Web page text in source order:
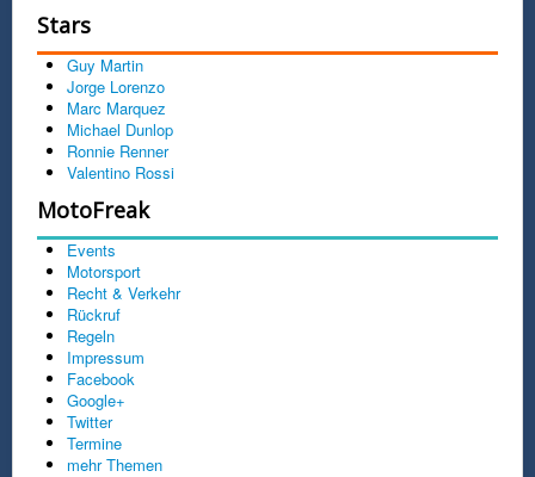
Stars
Guy Martin
Jorge Lorenzo
Marc Marquez
Michael Dunlop
Ronnie Renner
Valentino Rossi
MotoFreak
Events
Motorsport
Recht & Verkehr
Rückruf
Regeln
Impressum
Facebook
Google+
Twitter
Termine
mehr Themen